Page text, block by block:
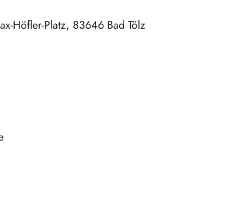
Höfler-Platz 83646 Bad Tölz